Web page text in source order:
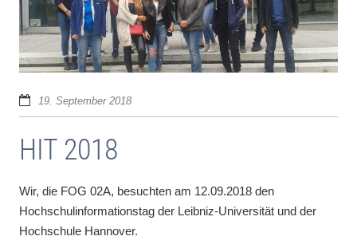
19. September 2018
HIT 2018
Wir, die FOG 02A, besuchten am 12.09.2018 den
Hochschulinformationstag der Leibniz-Universität und der
Hochschule Hannover.